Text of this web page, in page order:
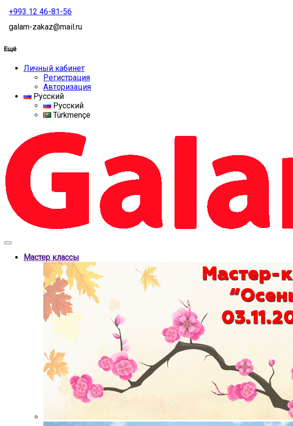
+993 12 46-81-56
galam-zakaz@mail.ru
Ещё
Личный кабинет
Регистрация
Авторизация
Русский
Русский
Türkmençe
Мастер классы